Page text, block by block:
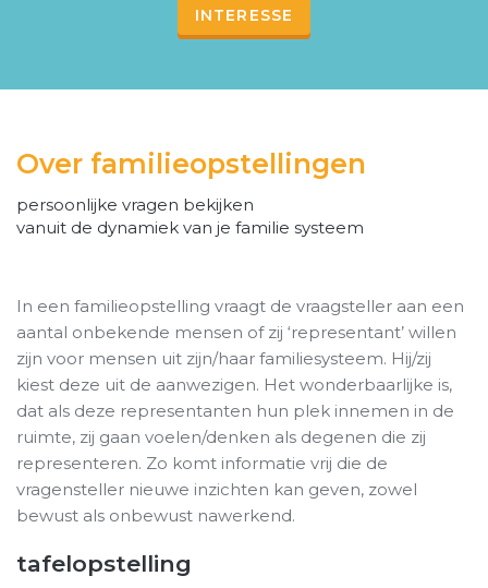
INTERESSE
Over familieopstellingen
persoonlijke vragen bekijken
vanuit de dynamiek van je familie systeem
In een familieopstelling vraagt de vraagsteller aan een
aantal onbekende mensen of zij ‘representant’ willen
zijn voor mensen uit zijn/haar familiesysteem. Hij/zij
kiest deze uit de aanwezigen. Het wonderbaarlijke is,
dat als deze representanten hun plek innemen in de
ruimte, zij gaan voelen/denken als degenen die zij
representeren. Zo komt informatie vrij die de
vragensteller nieuwe inzichten kan geven, zowel
bewust als onbewust nawerkend.
tafelopstelling